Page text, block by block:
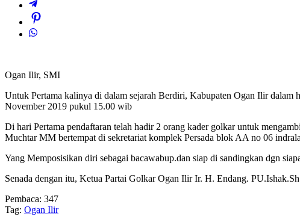
Ogan Ilir, SMI
Untuk Pertama kalinya di dalam sejarah Berdiri, Kabupaten Ogan Ilir
November 2019 pukul 15.00 wib
Di hari Pertama pendaftaran telah hadir 2 orang kader golkar untuk
Muchtar MM bertempat di sekretariat komplek Persada blok AA no 06
Yang Memposisikan diri sebagai bacawabup.dan siap di sandingkan dgn
Senada dengan itu, Ketua Partai Golkar Ogan Ilir Ir. H. Endang.
Pembaca: 347
Tag: Ogan Ilir